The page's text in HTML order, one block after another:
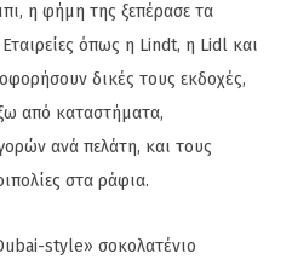
η φήμη της ξεπέρασε τα
όπως η Lindt, η Lidl και
δικές τους εκδοχές,
από καταστήματα,
ανά πελάτη, και τους
στα ράφια.
style» σοκολατένιο